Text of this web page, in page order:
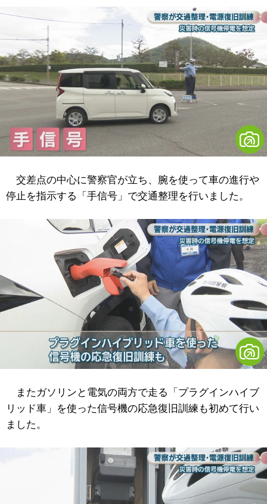
交差点の中心に警察官が立ち、腕を使って車の進行や
停止を指示する「手信号」で交通整理を行いました。
またガソリンと電気の両方で走る「プラグインハイブ
リッド車」を使った信号機の応急復旧訓練も初めて行い
ました。